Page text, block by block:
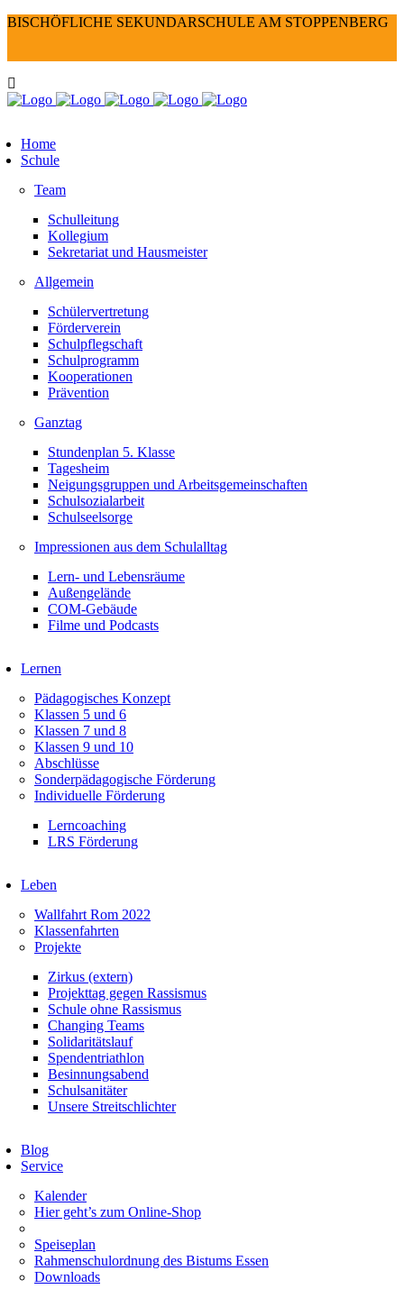
BISCHÖFLICHE SEKUNDARSCHULE AM STOPPENBERG
Home
Schule
Team
Schulleitung
Kollegium
Sekretariat und Hausmeister
Allgemein
Schülervertretung
Förderverein
Schulpflegschaft
Schulprogramm
Kooperationen
Prävention
Ganztag
Stundenplan 5. Klasse
Tagesheim
Neigungsgruppen und Arbeitsgemeinschaften
Schulsozialarbeit
Schulseelsorge
Impressionen aus dem Schulalltag
Lern- und Lebensräume
Außengelände
COM-Gebäude
Filme und Podcasts
Lernen
Pädagogisches Konzept
Klassen 5 und 6
Klassen 7 und 8
Klassen 9 und 10
Abschlüsse
Sonderpädagogische Förderung
Individuelle Förderung
Lerncoaching
LRS Förderung
Leben
Wallfahrt Rom 2022
Klassenfahrten
Projekte
Zirkus (extern)
Projekttag gegen Rassismus
Schule ohne Rassismus
Changing Teams
Solidaritätslauf
Spendentriathlon
Besinnungsabend
Schulsanitäter
Unsere Streitschlichter
Blog
Service
Kalender
Hier geht’s zum Online-Shop
Speiseplan
Rahmenschulordnung des Bistums Essen
Downloads